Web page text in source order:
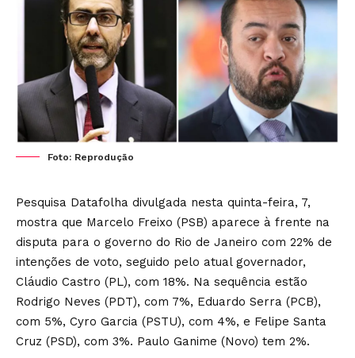
Foto: Reprodução
Pesquisa Datafolha divulgada nesta quinta-feira, 7,
mostra que Marcelo Freixo (PSB) aparece à frente na
disputa para o governo do Rio de Janeiro com 22% de
intenções de voto, seguido pelo atual governador,
Cláudio Castro (PL), com 18%. Na sequência estão
Rodrigo Neves (PDT), com 7%, Eduardo Serra (PCB),
com 5%, Cyro Garcia (PSTU), com 4%, e Felipe Santa
Cruz (PSD), com 3%. Paulo Ganime (Novo) tem 2%.